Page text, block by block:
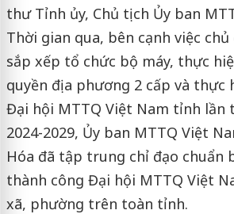
thư Tỉnh ủy, Chủ tịch Ủy ban
Thời gian qua, bên cạnh việc
sắp xếp tổ chức bộ máy, thực
quyền địa phương 2 cấp và thực
Đại hội MTTQ Việt Nam tỉnh lần
2024-2029, Ủy ban MTTQ Việt
Hóa đã tập trung chỉ đạo chuẩn
thành công Đại hội MTTQ Việt
xã, phường trên toàn tỉnh.